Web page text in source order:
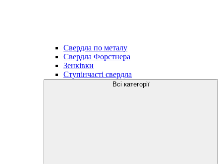
Свердла по металу
Свердла Форстнера
Зенківки
Ступінчасті свердла
Всі категорії